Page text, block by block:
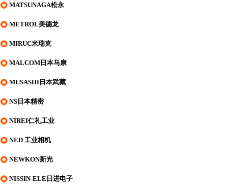
MATSUNAGA松永
METROL美德龙
MIRUC米瑞克
MALCOM日本马康
MUSASHI日本武藏
NS日本精密
NIREI仁礼工业
NED 工业相机
NEWKON新光
NISSIN-ELE日进电子